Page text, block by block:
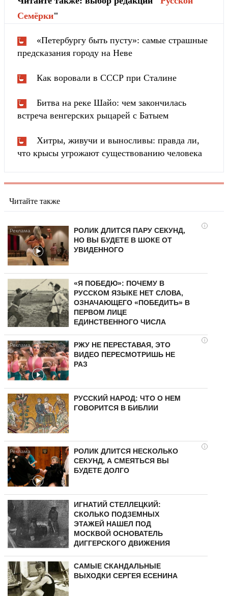
Cемёрки"
«Петербургу быть пусту»: самые страшные
предсказания городу на Неве
Как воровали в СССР при Сталине
Битва на реке Шайо: чем закончилась
встреча венгерских рыцарей с Батыем
Хитры, живучи и выносливы: правда ли,
что крысы угрожают существованию человека
Читайте также
i
РОЛИК ДЛИТСЯ ПАРУ СЕКУНД,
НО ВЫ БУДЕТЕ В ШОКЕ ОТ
УВИДЕННОГО
«Я ПОБЕДЮ»: ПОЧЕМУ В
РУССКОМ ЯЗЫКЕ НЕТ СЛОВА,
ОЗНАЧАЮЩЕГО «ПОБЕДИТЬ» В
ПЕРВОМ ЛИЦЕ
ЕДИНСТВЕННОГО ЧИСЛА
i
РЖУ НЕ ПЕРЕСТАВАЯ, ЭТО
ВИДЕО ПЕРЕСМОТРИШЬ НЕ
РАЗ
РУССКИЙ НАРОД: ЧТО О НЕМ
ГОВОРИТСЯ В БИБЛИИ
i
РОЛИК ДЛИТСЯ НЕСКОЛЬКО
СЕКУНД, А СМЕЯТЬСЯ ВЫ
БУДЕТЕ ДОЛГО
ИГНАТИЙ СТЕЛЛЕЦКИЙ:
СКОЛЬКО ПОДЗЕМНЫХ
ЭТАЖЕЙ НАШЕЛ ПОД
МОСКВОЙ ОСНОВАТЕЛЬ
ДИГГЕРСКОГО ДВИЖЕНИЯ
САМЫЕ СКАНДАЛЬНЫЕ
ВЫХОДКИ СЕРГЕЯ ЕСЕНИНА